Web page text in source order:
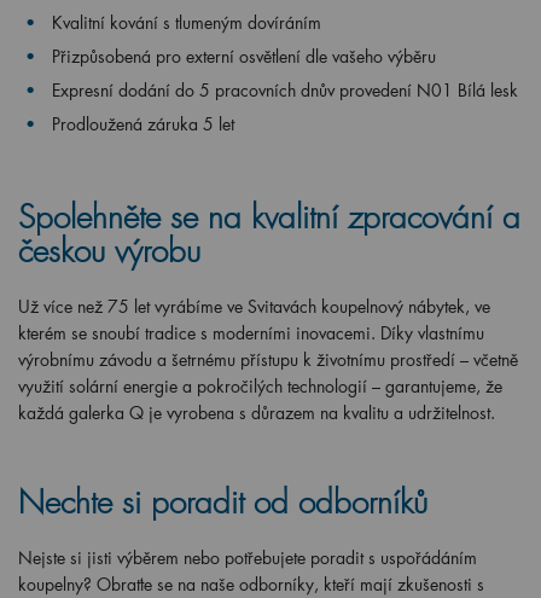
Kvalitní kování s tlumeným dovíráním
Přizpůsobená pro externí osvětlení dle vašeho výběru
Expresní dodání do 5 pracovních dnův provedení N01 Bílá lesk
Prodloužená záruka 5 let
Spolehněte se na kvalitní zpracování a
českou výrobu
Už více než 75 let vyrábíme ve Svitavách koupelnový nábytek, ve
kterém se snoubí tradice s moderními inovacemi. Díky vlastnímu
výrobnímu závodu a šetrnému přístupu k životnímu prostředí – včetně
využití solární energie a pokročilých technologií – garantujeme, že
každá galerka Q je vyrobena s důrazem na kvalitu a udržitelnost.
Nechte si poradit od odborníků
Nejste si jisti výběrem nebo potřebujete poradit s uspořádáním
koupelny? Obraťte se na naše odborníky, kteří mají zkušenosti s